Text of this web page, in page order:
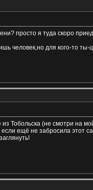
просто я туда скоро
человек,но для кого-то ты-
Тобольска (не смотри на
ещё не забросила этот